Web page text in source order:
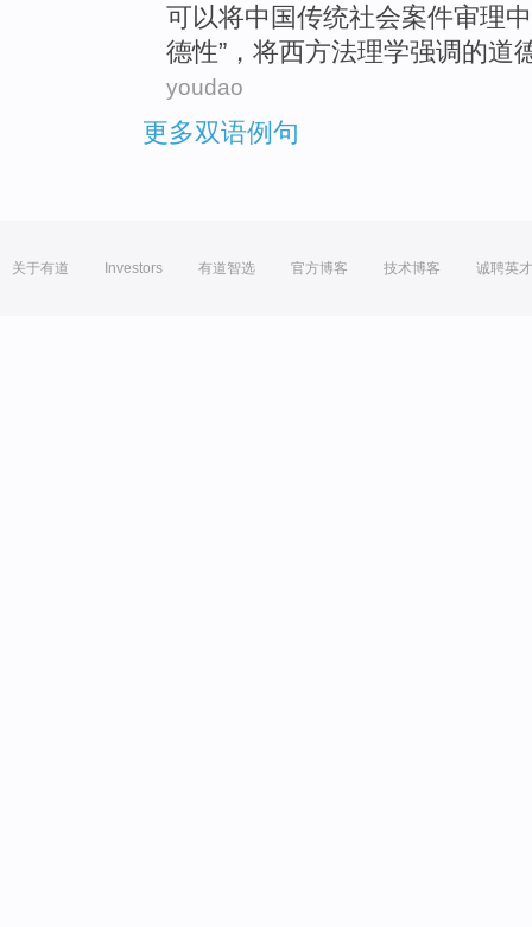
可以将中国传统社会案件审理
德性”，将西方法理学强调的道
youdao
更多双语例句
关于有道 Investors 有道智选 官方博客 技术博客 诚聘英才